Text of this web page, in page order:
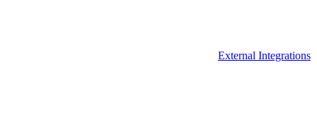
External Integrations